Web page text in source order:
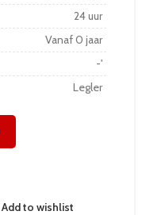
24 uur
Vanaf 0 jaar
-'
Legler
Add to wishlist